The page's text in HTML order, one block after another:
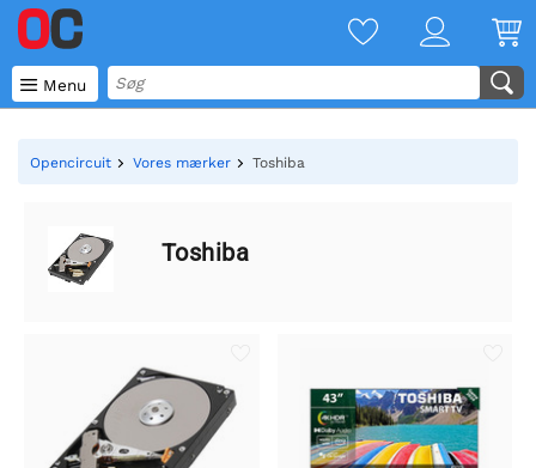
 Menu
Opencircuit Vores mærker Toshiba
Toshiba